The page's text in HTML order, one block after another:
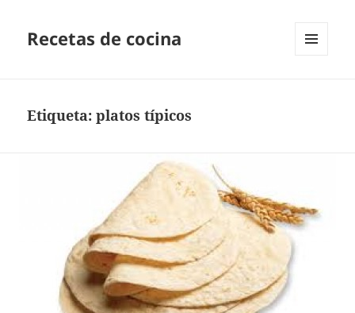
Recetas de cocina
Etiqueta:platos típicos